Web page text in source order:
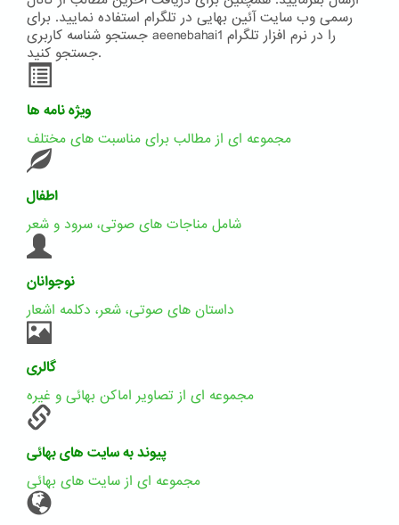
رسمی وب سایت آئین بهایی در تلگرام استفاده نمایید. برای
جستجو شناسه کاربری aeenebahai1 را در نرم افزار تلگرام
جستجو کنید.
ویژه نامه ها
مجموعه ای از مطالب برای مناسبت های مختلف
اطفال
شامل مناجات های صوتی، سرود و شعر
نوجوانان
داستان های صوتی، شعر، دکلمه اشعار
گالری
مجموعه ای از تصاویر اماکن بهائی و غیره
پیوند به سایت های بهائی
مجموعه ای از سایت های بهائی